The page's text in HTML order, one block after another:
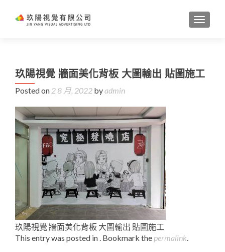
玖陽視覺 牆面美化背板 大圖輸出 貼圖施工
Posted on 2 8 月, 2022 byadmin
玖陽視覺 牆面美化背板 大圖輸出 貼圖施工
This entry was posted in . Bookmark the permalink.